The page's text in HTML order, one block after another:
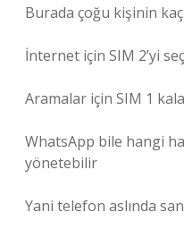
Burada çoğu kişinin
İnternet için SIM 2’yi
Aramalar için SIM 1
WhatsApp bile hangi
yönetebilir
Yani telefon aslında